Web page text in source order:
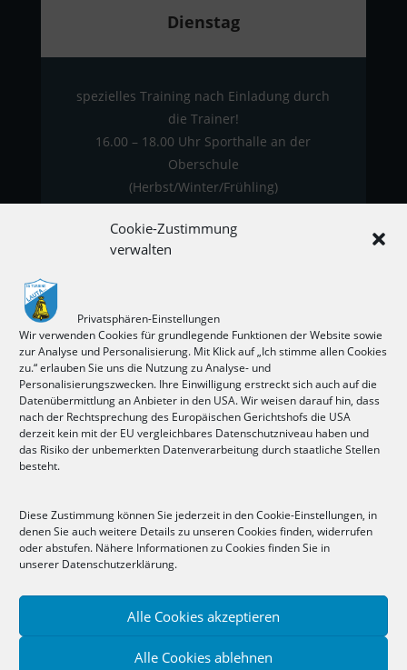
Cookie-Zustimmung
verwalten
Privatsphären-Einstellungen
Wir verwenden Cookies für grundlegende Funktionen der Website sowie
zur Analyse und Personalisierung. Mit Klick auf „Ich stimme allen Cookies
zu.“ erlauben Sie uns die Nutzung zu Analyse- und
Personalisierungszwecken. Ihre Einwilligung erstreckt sich auch auf die
Datenübermittlung an Anbieter in den USA. Wir weisen darauf hin, dass
nach der Rechtsprechung des Europäischen Gerichtshofs die USA
derzeit kein mit der EU vergleichbares Datenschutzniveau haben und
das Risiko der unbemerkten Datenverarbeitung durch staatliche Stellen
besteht.
Diese Zustimmung können Sie jederzeit in den Cookie-Einstellungen, in
denen Sie auch weitere Details zu unseren Cookies finden, widerrufen
oder abstufen. Nähere Informationen zu Cookies finden Sie in
unserer Datenschutzerklärung.
Alle Cookies akzeptieren
Alle Cookies ablehnen
Dienstag
spezielles Training nach Einladung durch
die Trainer!
16.00 – 18.00 Uhr Sporthalle an der
Oberschule
(Herbst/Winter/Frühling)
16.00 – 18.00 Uhr Sportplatz Lauta (Sommer)
Donnerstag
(bis 9 Jahre)
16.00 – 17.30 Uhr Sporthalle an der
Oberschule
(ab 10 Jahre)
(Herbst/Winter/Frühling)
oder
16.00 – 18.00 Uhr Sportplatz Lauta (Sommer)